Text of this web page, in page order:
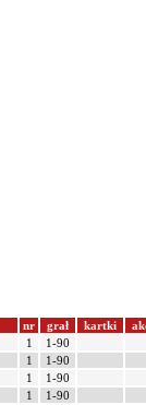
nr grał kartki
1
1-90
1
1-90
1
1-90
1
1-90